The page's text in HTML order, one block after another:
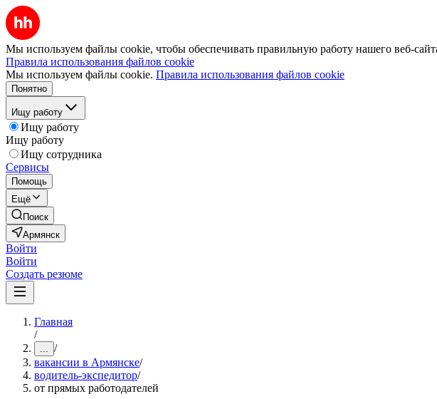
Мы используем файлы cookie, чтобы обеспечивать правильную работу нашего веб-
Правила использования файлов cookie
Мы используем файлы cookie. Правила использования файлов cookie
Понятно
Ищу работу
Ищу работу
Ищу работу
Ищу сотрудника
Сервисы
Помощь
Ещё
Поиск
Армянск
Войти
Войти
Создать резюме
Главная
/
... /
вакансии в Армянске/
водитель-экспедитор/
от прямых работодателей